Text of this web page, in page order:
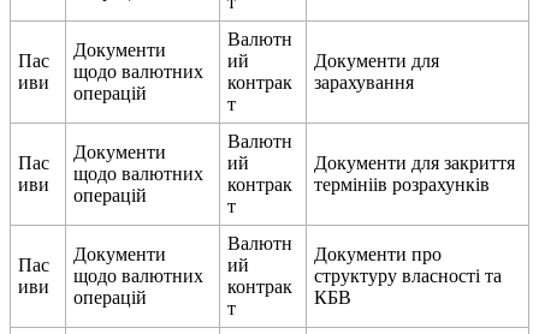
Пас
иви
Документи
щодо валютних
операцій
Валютн
ий
контрак
т
Документи для
зарахування
Пас
иви
Документи
щодо валютних
операцій
Валютн
ий
контрак
т
Документи для закриття
термініів розрахунків
Пас
иви
Документи
щодо валютних
операцій
Валютн
ий
контрак
т
Документи про
структуру власності та
КБВ